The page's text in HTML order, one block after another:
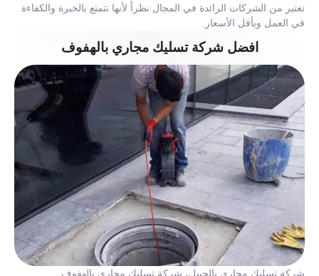
تعتبر من الشركات الرائدة في المجال نظراً لأنها تتمتع بالخبرة والكفاءة
في العمل وبأقل الأسعار.
افضل شركة تسليك مجاري بالهفوف
شركة تسليك مجاري بالجبيل، شركة تسليك مجاري بالهفوف